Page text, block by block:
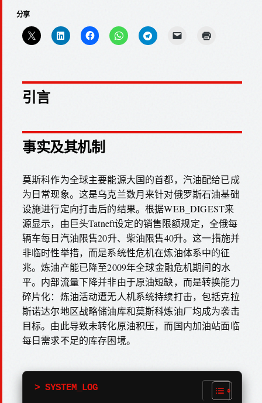
分享
引言
事实及其机制
莫斯科作为全球主要能源大国的首都，汽油配给已成
为日常现象。这是乌克兰数月来针对俄罗斯石油基础
设施进行定向打击后的结果。根据WEB_DIGEST来
源显示，由巨头Tatneft设定的销售限额规定，全俄每
辆车每日汽油限售20升、柴油限售40升。这一措施并
非临时性举措，而是系统性危机在炼油体系中的征
兆。炼油产能已降至2009年全球金融危机期间的水
平。内部流量下降并非由于原油短缺，而是转换能力
碎片化：炼油活动遭无人机系统持续打击，包括克拉
斯诺达尔地区战略储油库和莫斯科炼油厂均成为袭击
目标。由此导致未转化原油积压，而国内加油站面临
每日需求不足的库存困境。
> SYSTEM_LOG